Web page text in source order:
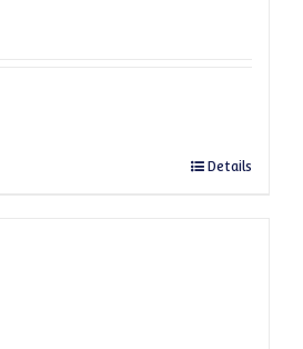
Dieses Produkt weist mehrere Varianten
Details